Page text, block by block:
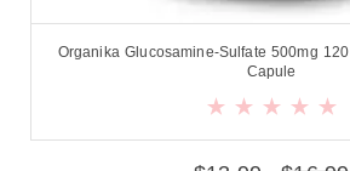
سلفات الجلوكوزامين Organika Glucosamine-Sulfate 500mg 120
Capule